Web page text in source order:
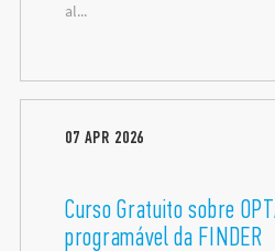
al...
07 APR 2026
Curso Gratuito sobre
programável da FINDER